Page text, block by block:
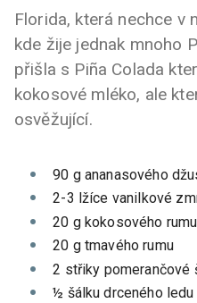
Florida, která nechce v
kde žije jednak mnoho
přišla s Piña Colada
kokosové mléko, ale
osvěžující.
90 g ananasového
2-3 lžíce vanilkové
20 g kokosového rumu
20 g tmavého rumu
2 střiky pomerančové
½ šálku drceného ledu